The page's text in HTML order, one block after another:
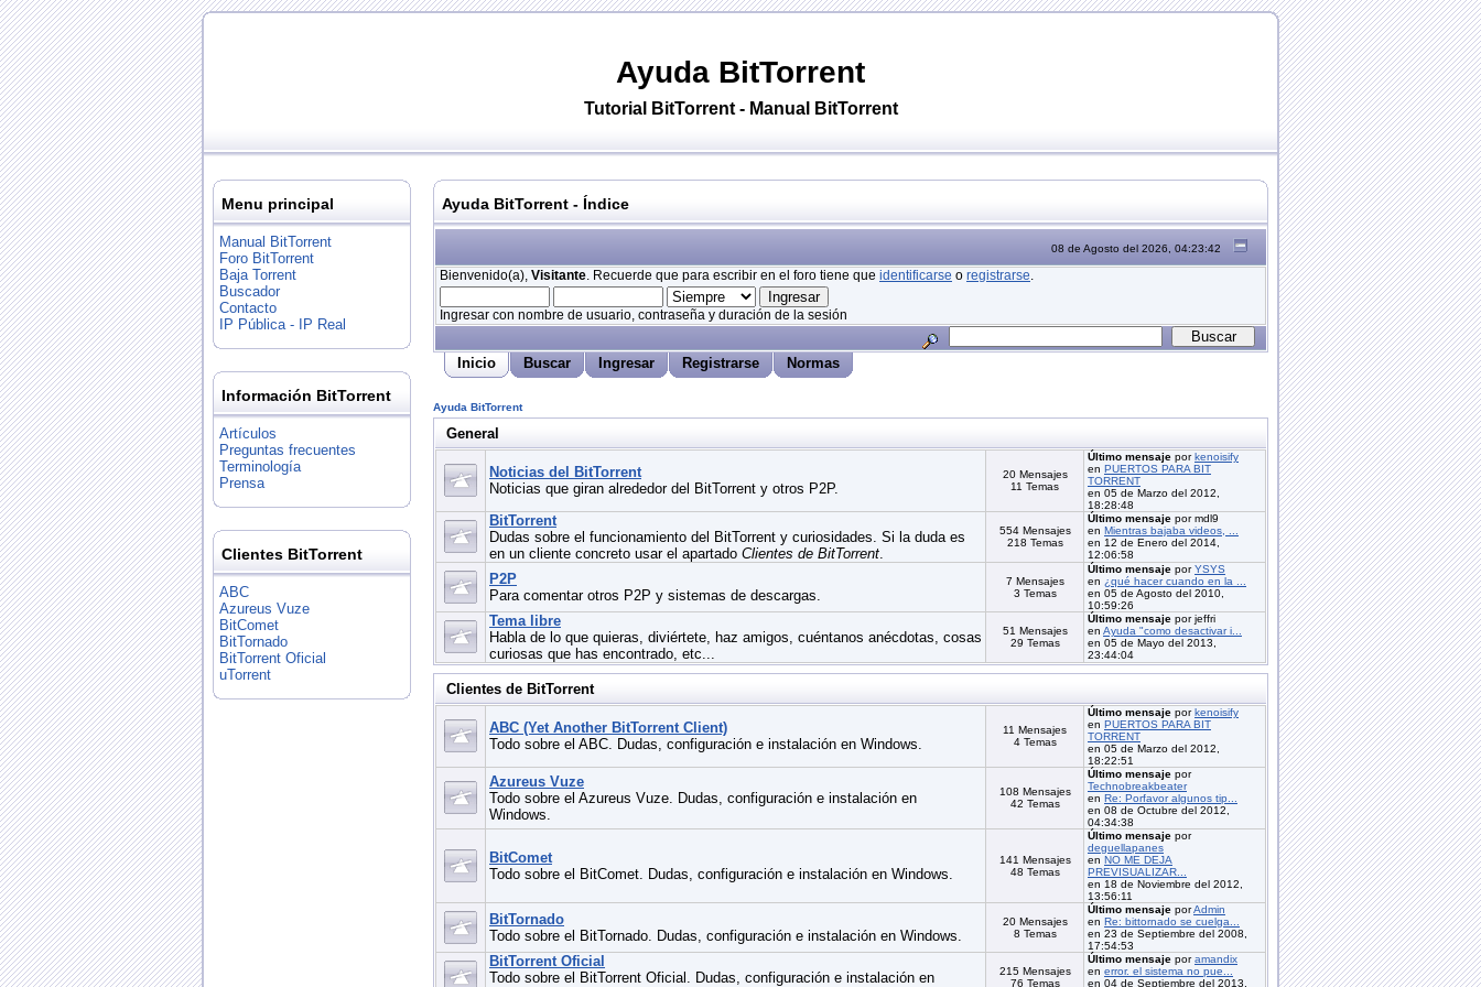
Ayuda BitTorrent
Tutorial BitTorrent- Manual BitTorrent
Ayuda BitTorrent - Índice
08 de Agosto del 2026, 04:23:42
Bienvenido(a), Visitante. Recuerde que para escribir en el foro tiene que identificarse o registrarse.
Ingresar con nombre de usuario, contraseña y duración de la sesión
Inicio Buscar Ingresar Registrarse Normas
Ayuda BitTorrent
General
Noticias del BitTorrent
Noticias que giran alrededor del BitTorrent y otros P2P.
20 Mensajes
11 Temas
Último mensaje porkenoisify
en PUERTOS PARA BIT
TORRENT
en 05 de Marzo del 2012,
18:28:48
BitTorrent
Dudas sobre el funcionamiento del BitTorrent y curiosidades. Si la duda es
en un cliente concreto usar el apartado Clientes de BitTorrent
554 Mensajes
218 Temas
Último mensaje por mdl9
en Mientras bajaba videos, ...
en 12 de Enero del 2014,
12:06:58
P2P
Para comentar otros P2P y sistemas de descargas.
7 Mensajes
3 Temas
Último mensaje porYSYS
en ¿qué hacer cuando en la ...
en 05 de Agosto del 2010,
10:59:26
Tema libre
Habla de lo que quieras, diviértete, haz amigos, cuéntanos anécdotas, cosas
curiosas que has encontrado, etc...
51 Mensajes
29 Temas
Último mensaje por jeffri
en Ayuda "como desactivar i...
en 05 de Mayo del 2013,
23:44:04
Clientes de BitTorrent
ABC (Yet Another BitTorrent Client)
Todo sobre el ABC. Dudas, configuración e instalación en Windows.
11 Mensajes
4 Temas
Último mensaje porkenoisify
en PUERTOS PARA BIT
TORRENT
en 05 de Marzo del 2012,
18:22:51
Azureus Vuze
Todo sobre el Azureus Vuze. Dudas, configuración e instalación en
Windows.
108 Mensajes
42 Temas
Último mensaje por
Technobreakbeater
en Re: Porfavor algunos tip...
en 08 de Octubre del 2012,
04:34:38
BitComet
Todo sobre el BitComet. Dudas, configuración e instalación en Windows.
141 Mensajes
48 Temas
Último mensaje por
deguellapanes
en NO ME DEJA
PREVISUALIZAR...
en 18 de Noviembre del 2012,
13:56:11
BitTornado
Todo sobre el BitTornado. Dudas, configuración e instalación en Windows.
20 Mensajes
8 Temas
Último mensaje porAdmin
en Re: bittornado se cuelga...
en 23 de Septiembre del 2008,
17:54:53
BitTorrent Oficial
Todo sobre el BitTorrent Oficial. Dudas, configuración e instalación en
215 Mensajes
76 Temas
Último mensaje poramandix
en error. el sistema no pue...
en 04 de Septiembre del 2013,
Menu principal
Manual BitTorrent
Foro BitTorrent
Baja Torrent
Buscador
Contacto
IP Pública - IP Real
Información BitTorrent
Artículos
Preguntas frecuentes
Terminología
Prensa
Clientes BitTorrent
ABC
Azureus Vuze
BitComet
BitTornado
BitTorrent Oficial
uTorrent